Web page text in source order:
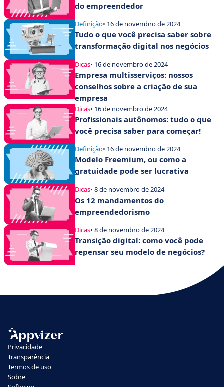
do empreendedor
Definição• 16 de novembro de 2024
Tudo o que você precisa saber sobre
transformação digital nos negócios
Dicas• 16 de novembro de 2024
Empresa multisserviços: nossos
conselhos sobre a criação de sua
empresa
Dicas• 16 de novembro de 2024
Profissionais autônomos: tudo o que
você precisa saber para começar!
Definição• 16 de novembro de 2024
Modelo Freemium, ou como a
gratuidade pode ser lucrativa
Dicas• 8 de novembro de 2024
Os 12 mandamentos do
empreendedorismo
Dicas• 8 de novembro de 2024
Transição digital: como você pode
repensar seu modelo de negócios?
Privacidade
Transparência
Termos de uso
Sobre